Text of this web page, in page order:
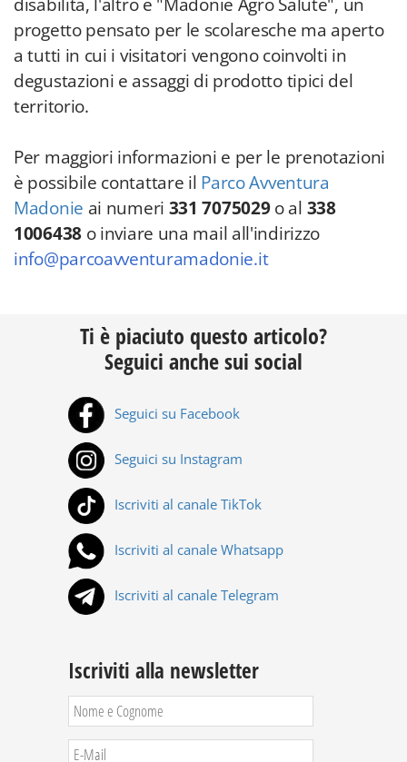
progetto pensato per le scolaresche ma aperto
a tutti in cui i visitatori vengono coinvolti in
degustazioni e assaggi di prodotto tipici del
territorio.
Per maggiori informazioni e per le prenotazioni
è possibile contattare il Parco Avventura
Madonie ai numeri 331 7075029o al 338
1006438 o inviare una mail all'indirizzo
info@parcoavventuramadonie.it
Ti è piaciuto questo articolo?
Seguici anche sui social
Seguici su Facebook
Seguici su Instagram
Iscriviti al canale TikTok
Iscriviti al canale Whatsapp
Iscriviti al canale Telegram
Iscriviti alla newsletter